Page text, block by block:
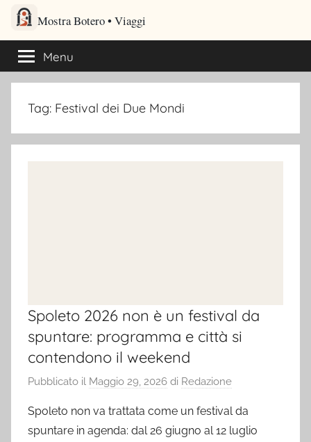
Salta
contenuto
Mostra Botero – Viaggi
Viaggi culturali e itinerari turistici per gli amanti dei viaggi
Menu
Tag: Festival dei Due Mondi
Spoleto 2026 non è un festival da
spuntare: programma e città si
contendono il weekend
Pubblicato il Maggio 29, 2026 di Redazione
Spoleto non va trattata come un festival da
spuntare in agenda: dal 26 giugno al 12 luglio